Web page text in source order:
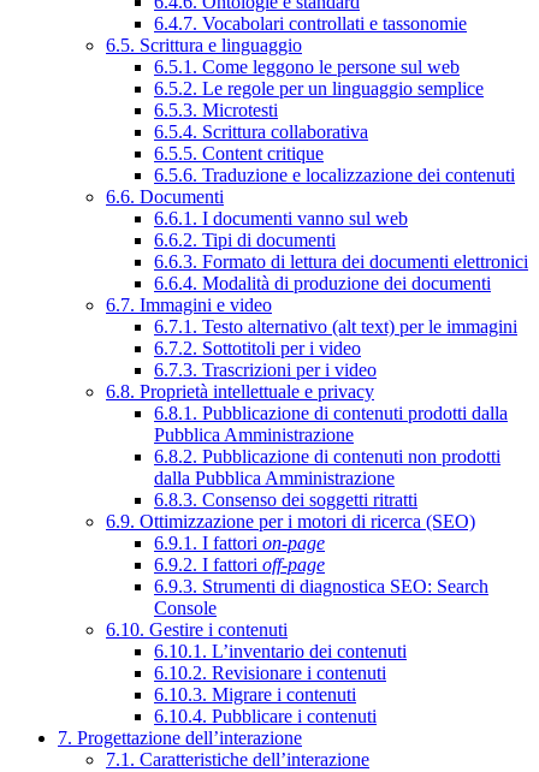
6.4.7. Vocabolari controllati e tassonomie
6.5. Scrittura e linguaggio
6.5.1. Come leggono le persone sul web
6.5.2. Le regole per un linguaggio semplice
6.5.3. Microtesti
6.5.4. Scrittura collaborativa
6.5.5. Content critique
6.5.6. Traduzione e localizzazione dei contenuti
6.6. Documenti
6.6.1. I documenti vanno sul web
6.6.2. Tipi di documenti
6.6.3. Formato di lettura dei documenti elettronici
6.6.4. Modalità di produzione dei documenti
6.7. Immagini e video
6.7.1. Testo alternativo (alt text) per le immagini
6.7.2. Sottotitoli per i video
6.7.3. Trascrizioni per i video
6.8. Proprietà intellettuale e privacy
6.8.1. Pubblicazione di contenuti prodotti dalla
Pubblica Amministrazione
6.8.2. Pubblicazione di contenuti non prodotti
dalla Pubblica Amministrazione
6.8.3. Consenso dei soggetti ritratti
6.9. Ottimizzazione per i motori di ricerca (SEO)
6.9.1. I fattori on-page
6.9.2. I fattori off-page
6.9.3. Strumenti di diagnostica SEO: Search
Console
6.10. Gestire i contenuti
6.10.1. L’inventario dei contenuti
6.10.2. Revisionare i contenuti
6.10.3. Migrare i contenuti
6.10.4. Pubblicare i contenuti
7. Progettazione dell’interazione
7.1. Caratteristiche dell’interazione